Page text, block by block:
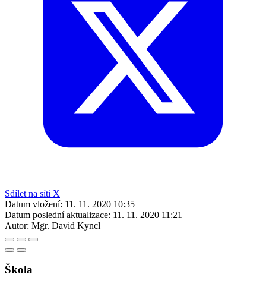
Sdílet na síti X
Datum vložení: 11. 11. 2020 10:35
Datum poslední aktualizace: 11. 11. 2020 11:21
Autor: Mgr. David Kyncl
Škola